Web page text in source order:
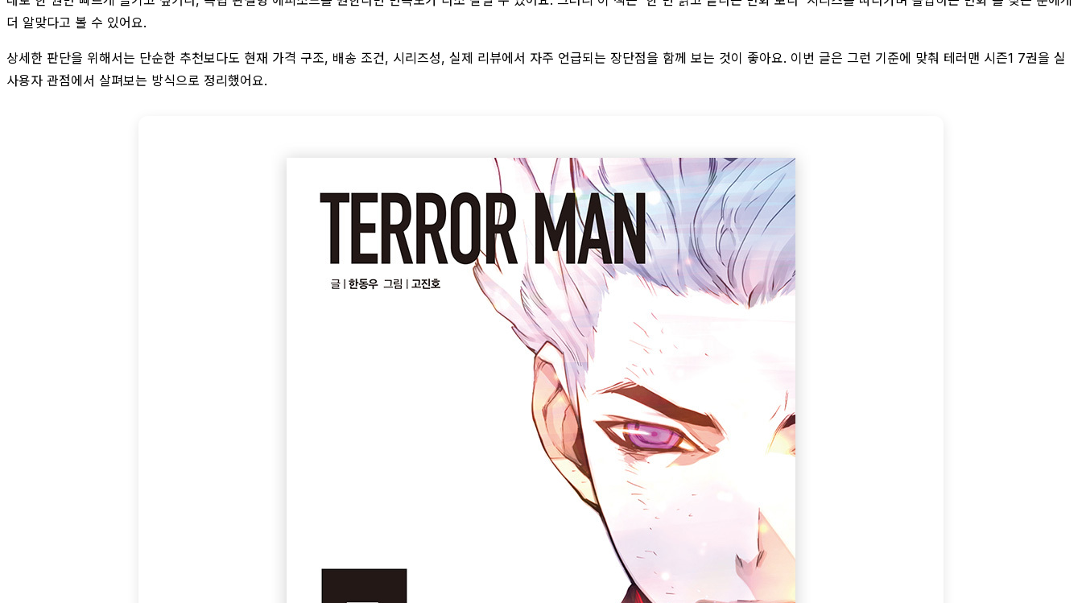
더 알맞다고 볼 수 있어요.
상세한 판단을 위해서는 단순한 추천보다도 현재 가격 구조, 배송 조건, 시리즈성, 실제 리뷰에서 자주 언급되는 장단점을 함께 보는 것이 좋아요. 이번 글은 그런 기준에 맞춰 테러맨 시즌1 7권을 실
사용자 관점에서 살펴보는 방식으로 정리했어요.